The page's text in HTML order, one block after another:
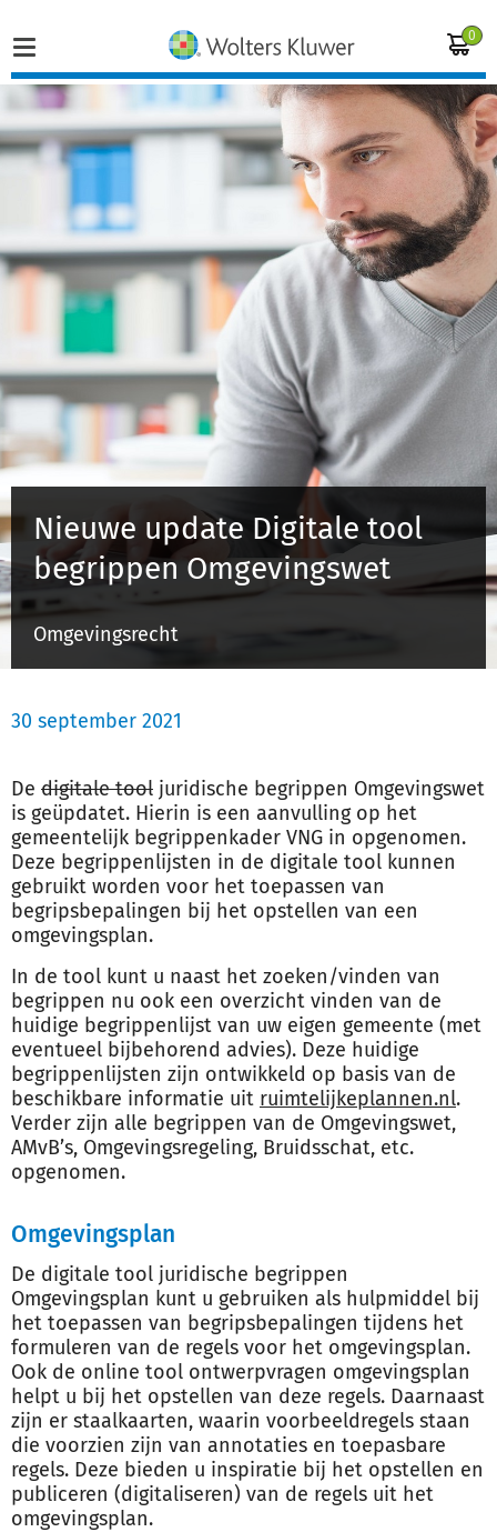
0
Home
Vakgebieden
Actueel
Producten
Opleidingen
Juridisch advies
Inloggen
Nieuwe update Digitale tool
begrippen Omgevingswet
Omgevingsrecht
30 september 2021
De digitale tool juridische begrippen Omgevingswet
is geüpdatet. Hierin is een aanvulling op het
gemeentelijk begrippenkader VNG in opgenomen.
Deze begrippenlijsten in de digitale tool kunnen
gebruikt worden voor het toepassen van
begripsbepalingen bij het opstellen van een
omgevingsplan.
In de tool kunt u naast het zoeken/vinden van
begrippen nu ook een overzicht vinden van de
huidige begrippenlijst van uw eigen gemeente (met
eventueel bijbehorend advies). Deze huidige
begrippenlijsten zijn ontwikkeld op basis van de
beschikbare informatie uit ruimtelijkeplannen.nl.
Verder zijn alle begrippen van de Omgevingswet,
AMvB’s, Omgevingsregeling, Bruidsschat, etc.
opgenomen.
Omgevingsplan
De digitale tool juridische begrippen
Omgevingsplan kunt u gebruiken als hulpmiddel bij
het toepassen van begripsbepalingen tijdens het
formuleren van de regels voor het omgevingsplan.
Ook de online tool ontwerpvragen omgevingsplan
helpt u bij het opstellen van deze regels. Daarnaast
zijn er staalkaarten, waarin voorbeeldregels staan
die voorzien zijn van annotaties en toepasbare
regels. Deze bieden u inspiratie bij het opstellen en
publiceren (digitaliseren) van de regels uit het
omgevingsplan.